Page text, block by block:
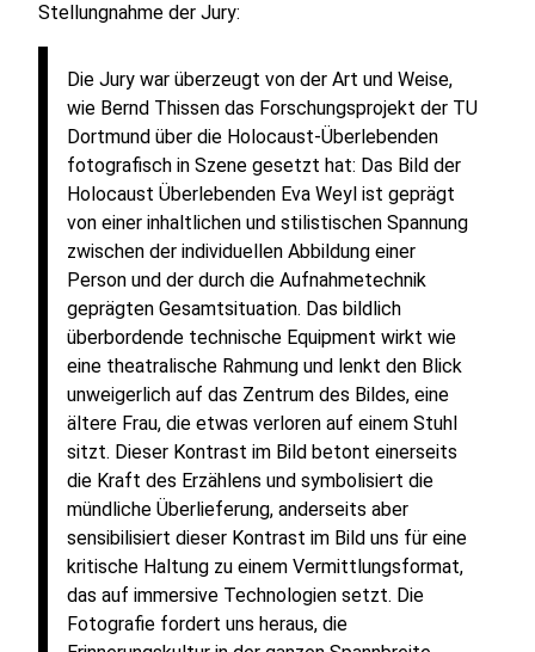
Stellungnahme der Jury:
Die Jury war überzeugt von der Art und Weise,
wie Bernd Thissen das Forschungsprojekt der TU
Dortmund über die Holocaust-Überlebenden
fotografisch in Szene gesetzt hat: Das Bild der
Holocaust Überlebenden Eva Weyl ist geprägt
von einer inhaltlichen und stilistischen Spannung
zwischen der individuellen Abbildung einer
Person und der durch die Aufnahmetechnik
geprägten Gesamtsituation. Das bildlich
überbordende technische Equipment wirkt wie
eine theatralische Rahmung und lenkt den Blick
unweigerlich auf das Zentrum des Bildes, eine
ältere Frau, die etwas verloren auf einem Stuhl
sitzt. Dieser Kontrast im Bild betont einerseits
die Kraft des Erzählens und symbolisiert die
mündliche Überlieferung, anderseits aber
sensibilisiert dieser Kontrast im Bild uns für eine
kritische Haltung zu einem Vermittlungsformat,
das auf immersive Technologien setzt. Die
Fotografie fordert uns heraus, die